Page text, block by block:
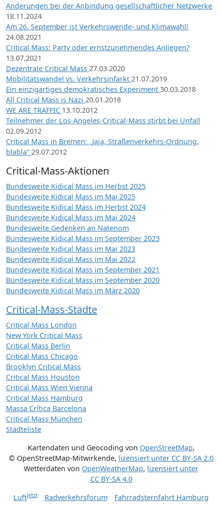
Änderungen bei der Anbindung gesellschaftlicher Netzwerke
18.11.2024
Am 26. September ist Verkehrswende- und Klimawahl!
24.08.2021
Critical Mass: Party oder ernstzunehmendes Anliegen?
13.07.2021
Dezentrale Critical Mass 27.03.2020
Mobilitätswandel vs. Verkehrsinfarkt 21.07.2019
Ein einzigartiges demokratisches Experiment 30.03.2018
All Critical Mass is Nazi 20.01.2018
WE ARE TRAFFIC 13.10.2012
Teilnehmer der Los-Angeles-Critical-Mass stirbt bei Unfall
02.09.2012
Critical Mass in Bremen: „Jaja, Straßenverkehrs-Ordnung,
blabla“ 29.07.2012
Critical-Mass-Aktionen
Bundesweite Kidical Mass im Herbst 2025
Bundesweite Kidical Mass im Mai 2025
Bundesweite Kidical Mass im Herbst 2024
Bundesweite Kidical Mass im Mai 2024
Bundesweite Gedenken an Natenom
Bundesweite Kidical Mass im September 2023
Bundesweite Kidical Mass im Mai 2023
Bundesweite Kidical Mass im Mai 2022
Bundesweite Kidical Mass im September 2021
Bundesweite Kidical Mass im September 2020
Bundesweite Kidical Mass im März 2020
Critical-Mass-Städte
Critical Mass London
New York Critical Mass
Critical Mass Berlin
Critical Mass Chicago
Brooklyn Critical Mass
Critical Mass Houston
Critical Mass Wien Vienna
Critical Mass Hamburg
Massa Crítica Barcelona
Critical Mass München
Städteliste
Kartendaten und Geocoding von OpenStreetMap,
© OpenStreetMap-Mitwirkende, lizensiert unter CC BY-SA 2.0
Wetterdaten von OpenWeatherMap, lizensiert unter
CC BY-SA 4.0
Luftjetzt Radverkehrsforum
Fahrradsternfahrt Hamburg